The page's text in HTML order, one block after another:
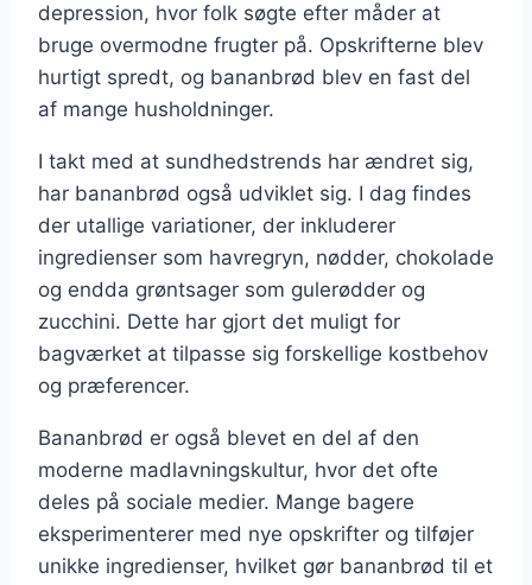
depression, hvor folk søgte efter måder at
bruge overmodne frugter på. Opskrifterne blev
hurtigt spredt, og bananbrød blev en fast del
af mange husholdninger.
I takt med at sundhedstrends har ændret sig,
har bananbrød også udviklet sig. I dag findes
der utallige variationer, der inkluderer
ingredienser som havregryn, nødder, chokolade
og endda grøntsager som gulerødder og
zucchini. Dette har gjort det muligt for
bagværket at tilpasse sig forskellige kostbehov
og præferencer.
Bananbrød er også blevet en del af den
moderne madlavningskultur, hvor det ofte
deles på sociale medier. Mange bagere
eksperimenterer med nye opskrifter og tilføjer
unikke ingredienser, hvilket gør bananbrød til et